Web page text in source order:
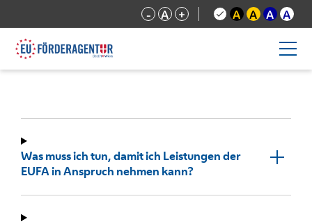
- A + A A A A
Was muss ich tun, damit ich Leistungen der
EUFA in Anspruch nehmen kann?